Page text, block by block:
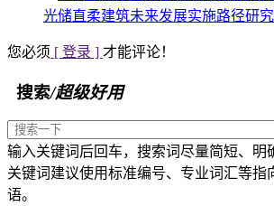
光储直柔建筑未来发展实施路径研
您必须 [ 登录 ] 才能评论！
搜索/超级好用
输入关键词后回车，搜索词尽量简短、明
关键词建议使用标准编号、专业词汇等指
语。